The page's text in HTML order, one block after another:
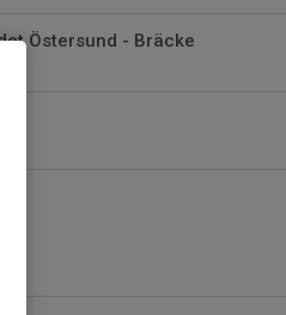
Östersund - Bräcke